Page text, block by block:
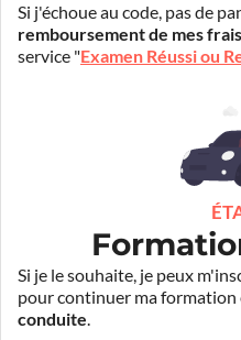
Si j'échoue au code, pas de
remboursement de mes
service "Examen Réussi ou
Si je le souhaite, je peux
pour continuer ma formation
conduite.